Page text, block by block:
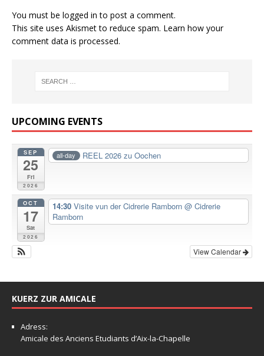
You must be logged in to post a comment.
This site uses Akismet to reduce spam. Learn how your
comment data is processed.
UPCOMING EVENTS
SEP
25
Fri
2026
all-day REEL 2026 zu Oochen
OCT
17
Sat
2026
14:30 Visite vun der Cidrerie Ramborn @ Cidrerie
Ramborn
View Calendar
KUERZ ZUR AMICALE
Adress:
Amicale des Anciens Etudiants d’Aix-la-Chapelle